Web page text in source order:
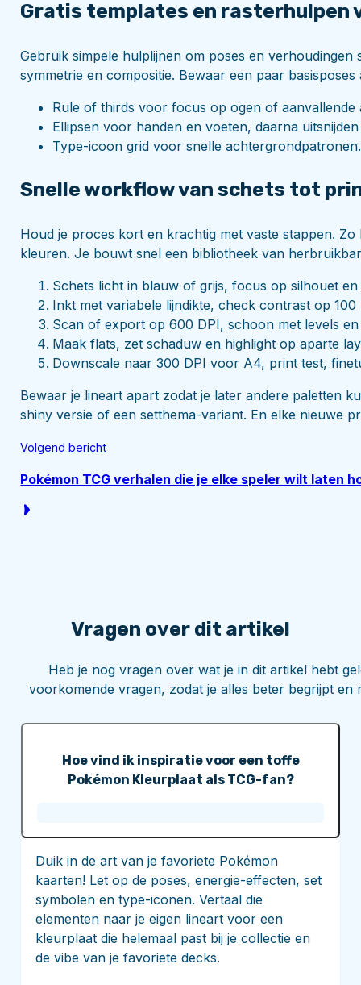
Gratis templates en rasterhulpen
Gebruik simpele hulplijnen om poses en
symmetrie en compositie. Bewaar een paar
Rule of thirds voor focus op ogen of aanvallende
Ellipsen voor handen en voeten, daarna
Type-icoon grid voor snelle achtergrondpatronen.
Snelle workflow van schets tot
Houd je proces kort en krachtig met vaste stappen.
kleuren. Je bouwt snel een bibliotheek van
Schets licht in blauw of grijs, focus op silhouet
Inkt met variabele lijndikte, check contrast op
Scan of export op 600 DPI, schoon met levels
Maak flats, zet schaduw en highlight op aparte
Downscale naar 300 DPI voor A4, print test,
Bewaar je lineart apart zodat je later andere paletten
shiny versie of een setthema-variant. En elke nieuwe
Volgend bericht
Pokémon TCG verhalen die je elke speler wilt laten
Vragen over dit artikel
Heb je nog vragen over wat je in dit artikel hebt
voorkomende vragen, zodat je alles beter begrijpt en
Hoe vind ik inspiratie voor een toffe
Pokémon Kleurplaat als TCG-fan?
Duik in de art van je favoriete Pokémon
kaarten! Let op de poses, energie-effecten, set
symbolen en type-iconen. Vertaal die
elementen naar je eigen lineart voor een
kleurplaat die helemaal past bij je collectie en
de vibe van je favoriete decks.